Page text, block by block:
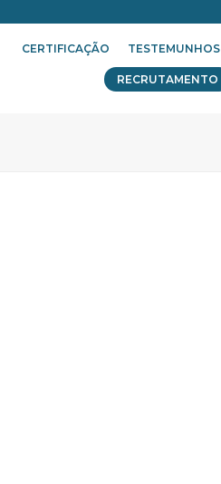
CERTIFICAÇÃO TESTEMUNHOS
RECRUTAMENTO